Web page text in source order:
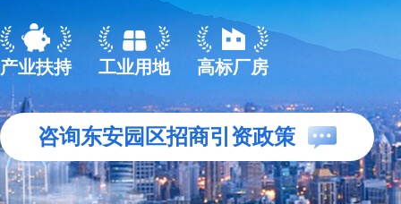
产业扶持 工业用地 高标厂房
咨询东安园区招商引资政策